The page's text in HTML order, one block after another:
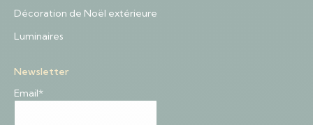
Décoration de Noël extérieure
Luminaires
Newsletter
Email*